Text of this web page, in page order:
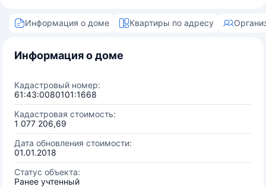
Информация о доме Квартиры по адресу
Информация о доме
Кадастровый номер:
61:43:0080101:1668
Кадастровая стоимость:
1 077 206,69
Дата обновления стоимости:
01.01.2018
Статус объекта:
Ранее учтенный